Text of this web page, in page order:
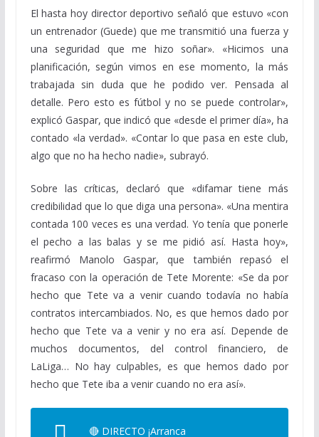
El hasta hoy director deportivo señaló que estuvo «con
un entrenador (Guede) que me transmitió una fuerza y
una seguridad que me hizo soñar». «Hicimos una
planificación, según vimos en ese momento, la más
trabajada sin duda que he podido ver. Pensada al
detalle. Pero esto es fútbol y no se puede controlar»,
explicó Gaspar, que indicó que «desde el primer día», ha
contado «la verdad». «Contar lo que pasa en este club,
algo que no ha hecho nadie», subrayó.
Sobre las críticas, declaró que «difamar tiene más
credibilidad que lo que diga una persona». «Una mentira
contada 100 veces es una verdad. Yo tenía que ponerle
el pecho a las balas y se me pidió así. Hasta hoy»,
reafirmó Manolo Gaspar, que también repasó el
fracaso con la operación de Tete Morente: «Se da por
hecho que Tete va a venir cuando todavía no había
contratos intercambiados. No, es que hemos dado por
hecho que Tete va a venir y no era así. Depende de
muchos documentos, del control financiero, de
LaLiga… No hay culpables, es que hemos dado por
hecho que Tete iba a venir cuando no era así».
🔴 DIRECTO ¡Arranca